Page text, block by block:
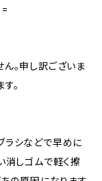
。申し訳ございま
。
ラシなどで早めに
消しゴムで軽く擦